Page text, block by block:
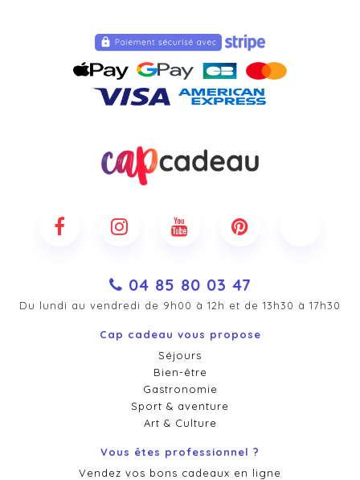
04 85 80 03 47
Du lundi au vendredi de 9h00 à 12h et de 13h30 à 17h30
Cap cadeau vous propose
Séjours
Bien-être
Gastronomie
Sport & aventure
Art & Culture
Vous êtes professionnel ?
Vendez vos bons cadeaux en ligne